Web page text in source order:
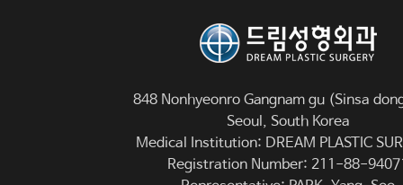
848 Nonhyeonro Gangnam gu (Sinsa
Seoul, South Korea
Medical Institution: DREAM PLASTIC
Registration Number: 211-88-